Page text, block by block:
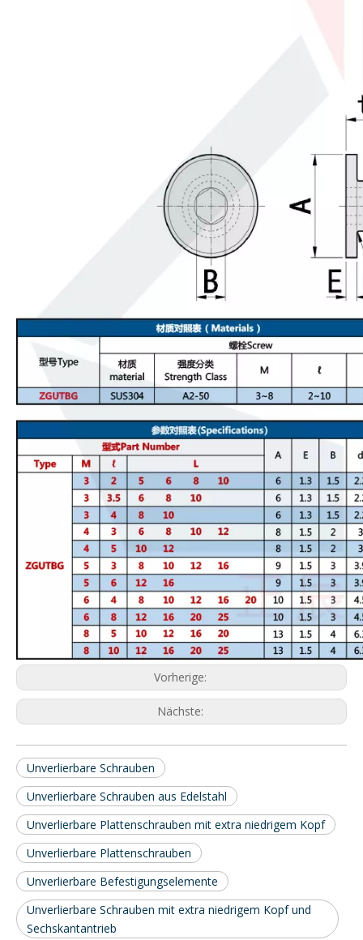
Vorherige:
Nächste:
Unverlierbare Schrauben
Unverlierbare Schrauben aus Edelstahl
Unverlierbare Plattenschrauben mit extra niedrigem Kopf
Unverlierbare Plattenschrauben
Unverlierbare Befestigungselemente
Unverlierbare Schrauben mit extra niedrigem Kopf und
Sechskantantrieb